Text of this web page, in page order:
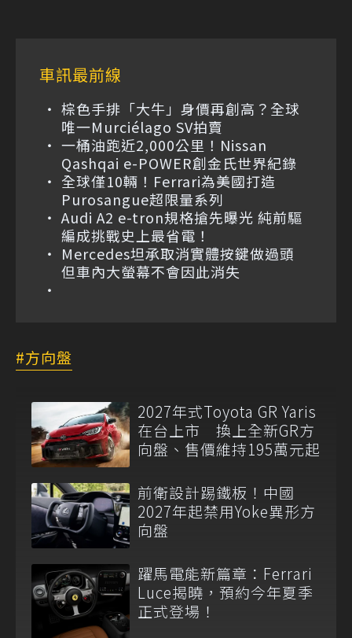
車訊最前線
棕色手排「大牛」身價再創高？全球
唯一Murciélago SV拍賣
一桶油跑近2,000公里！Nissan
Qashqai e-POWER創金氏世界紀錄
全球僅10輛！Ferrari為美國打造
Purosangue超限量系列
Audi A2 e-tron規格搶先曝光 純前驅
編成挑戰史上最省電！
Mercedes坦承取消實體按鍵做過頭
但車內大螢幕不會因此消失
方向盤
2027年式Toyota GR Yaris
在台上市 換上全新GR方
向盤、售價維持195萬元起
前衛設計踢鐵板！中國
2027年起禁用Yoke異形方
向盤
躍馬電能新篇章：Ferrari
Luce揭曉，預約今年夏季
正式登場！